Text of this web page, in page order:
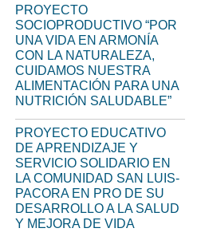
PROYECTO
SOCIOPRODUCTIVO “POR
UNA VIDA EN ARMONÍA
CON LA NATURALEZA,
CUIDAMOS NUESTRA
ALIMENTACIÓN PARA UNA
NUTRICIÓN SALUDABLE”
PROYECTO EDUCATIVO
DE APRENDIZAJE Y
SERVICIO SOLIDARIO EN
LA COMUNIDAD SAN LUIS-
PACORA EN PRO DE SU
DESARROLLO A LA SALUD
Y MEJORA DE VIDA